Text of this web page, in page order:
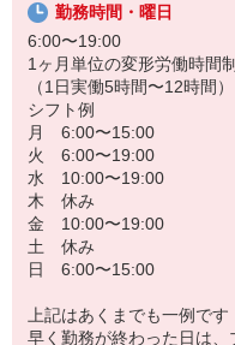
勤務時間・曜日
6:00〜19:00
1ヶ月単位の変形労働時
（1日実働5時間〜12時間）
シフト例
月 6:00〜15:00
火 6:00〜19:00
水 10:00〜19:00
木 休み
金 10:00〜19:00
土 休み
日 6:00〜15:00
上記はあくまでも一例です
早く勤務が終わった日は